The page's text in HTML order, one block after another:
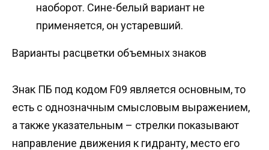
наоборот. Сине-белый вариант не
применяется, он устаревший.
Варианты расцветки объемных знаков
Знак ПБ под кодом F09 является основным, то
есть с однозначным смысловым выражением,
а также указательным – стрелки показывают
направление движения к гидранту, место его